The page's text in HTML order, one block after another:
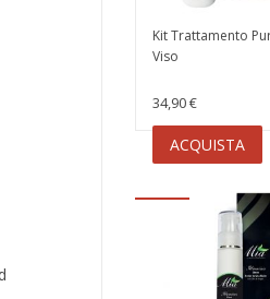
Kit Trattamento
Viso
34,90 €
ACQUISTA